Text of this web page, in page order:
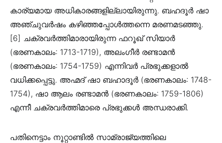
കാര്യമായ അധികാരങ്ങളില്ലായിരുന്നു. ബഹദൂർ ഷാ
അഞ്ചുവർഷം കഴിഞ്ഞപ്പോൾത്തന്നെ മരണമടഞ്ഞു.
[6] ചക്രവർത്തിമാരായിരുന്ന ഫറൂഖ് സിയാർ
(ഭരണകാലം: 1713-1719), അലംഗീർ രണ്ടാമൻ
(ഭരണകാലം: 1754-1759) എന്നിവർ പ്രഭുക്കളാൽ
വധിക്കപ്പെട്ടു. അഹ്മദ് ഷാ ബഹാദൂർ (ഭരണകാലം: 1748-
1754), ഷാ ആലം രണ്ടാമൻ (ഭരണകാലം: 1759-1806)
എന്നീ ചക്രവർത്തിമാരെ പ്രഭുക്കൾ അന്ധരാക്കി.
പതിനെട്ടാം നൂറ്റാണ്ടിൽ സാമ്രാജ്യത്തിലെ